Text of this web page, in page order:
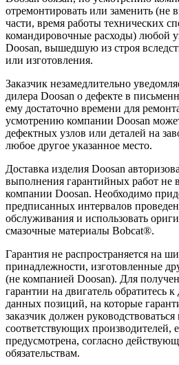
отремонтировать или заменить (не
части, время работы технических
командировочные расходы) любой
Doosan, вышедшую из строя
или изготовления.
Заказчик незамедлительно
дилера Doosan о дефекте в
ему достаточно времени для
усмотрению компании Doosan
дефектных узлов или деталей на
любое другое указанное место.
Доставка изделия Doosan
выполнения гарантийных работ не
компании Doosan. Необходимо
предписанных интервалов
обслуживания и использовать
смазочные материалы Bobcat®.
Гарантия не распространяется на
принадлежности, изготовленные
(не компанией Doosan). Для
гарантии на двигатель обратитесь
данных позиций, на которые
заказчик должен руководствоваться
соответствующих производителей,
предусмотрена, согласно
обязательствам.